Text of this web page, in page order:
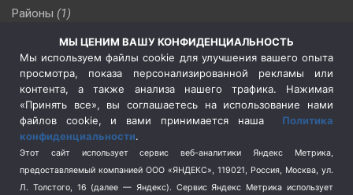
Районы (1)
(510)
Сельское хозяйство (3)
Социальная политика
(3)
Спецоперация в Украине
Спецоперация на Украине
(404)
Спорт (740)
Терроризм (1)
МЫ ЦЕНИМ ВАШУ КОНФИДЕНЦИАЛЬНОСТЬ
Мы используем файлы cookie для улучшения вашего опыта
просмотра, показа персонализированной рекламы или
контента, а также анализа нашего трафика. Нажимая
«Принять все», вы соглашаетесь на использование нами
файлов cookie, и вами принимается наша Политика
конфиденциальности.
Этот сайт использует сервис веб-аналитики Яндекс Метрика,
предоставляемый компанией ООО «ЯНДЕКС», 119021, Россия, Москва, ул.
Л. Толстого, 16 (далее — Яндекс). Сервис Яндекс Метрика использует